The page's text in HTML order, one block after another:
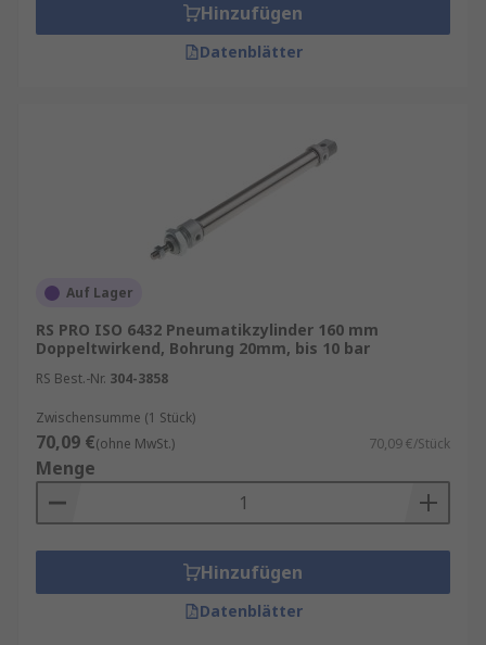
Hinzufügen
Datenblätter
Auf Lager
RS PRO ISO 6432 Pneumatikzylinder 160 mm
Doppeltwirkend, Bohrung 20mm, bis 10 bar
RS Best.-Nr. 304-3858
Zwischensumme (1 Stück)
70,09 €(ohne MwSt.) 70,09 €/Stück
Menge
Hinzufügen
Datenblätter